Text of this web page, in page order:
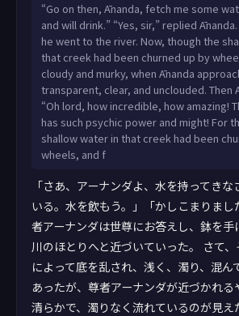
kho āyasmato ānandassa etadahosi:
bho, abbhutaṁ vata bho, tathāgatassa
mahānubhāvatā. Ayañhi sā nadikā
luḷitā āvilā sandamānā mayi upasaṅk
“Go on then, Ānanda, fetch me some
and will drink.” “Yes, sir,” replied
he went to the river. Now, though the
that creek had been churned up by
cloudy and murky, when Ānanda
transparent, clear, and unclouded. Then
“Oh lord, how incredible, how amazing!
has such psychic power and might! For
shallow water in that creek had been
wheels, and f
「さあ、アーナンダよ、水を持ってき
いる。水を飲もう。」「かしこまりまし
者アーナンダは世尊にお答えし、鉢を手
川のほとりへと近づいていった。 さて
によって底を乱され、浅く、濁り、混ん
あったが、尊者アーナンダが近づかれる
清らかで、濁りなく流れているのが見え